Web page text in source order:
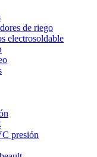
de riego
electrosoldable
presión